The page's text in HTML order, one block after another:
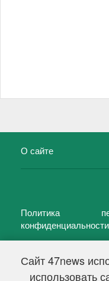
Сайт 47news
использовать
О сайте
Политика
конфиденциальности